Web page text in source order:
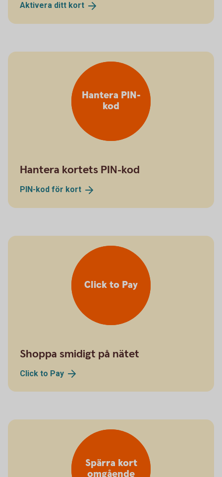
Aktivera ditt kort
Hantera PIN-
kod
Hantera kortets PIN-kod
PIN-kod för kort
Click to Pay
Shoppa smidigt på nätet
Click to Pay
Spärra kort